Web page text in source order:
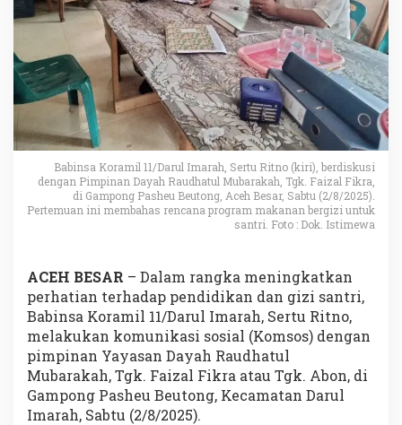
Babinsa Koramil 11/Darul Imarah, Sertu Ritno (kiri), berdiskusi
dengan Pimpinan Dayah Raudhatul Mubarakah, Tgk. Faizal Fikra,
di Gampong Pasheu Beutong, Aceh Besar, Sabtu (2/8/2025).
Pertemuan ini membahas rencana program makanan bergizi untuk
santri. Foto : Dok. Istimewa
ACEH BESAR – Dalam rangka meningkatkan
perhatian terhadap pendidikan dan gizi santri,
Babinsa Koramil 11/Darul Imarah, Sertu Ritno,
melakukan komunikasi sosial (Komsos) dengan
pimpinan Yayasan Dayah Raudhatul
Mubarakah, Tgk. Faizal Fikra atau Tgk. Abon, di
Gampong Pasheu Beutong, Kecamatan Darul
Imarah, Sabtu (2/8/2025).